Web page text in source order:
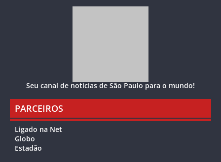
Seu canal de notícias de São Paulo para o mundo!
PARCEIROS
Ligado na Net
Globo
Estadão